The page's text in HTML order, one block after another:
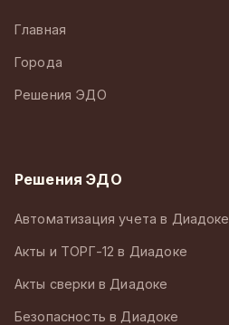
Главная
Города
Решения ЭДО
Решения ЭДО
Автоматизация учета в Диадоке
Акты и ТОРГ-12 в Диадоке
Акты сверки в Диадоке
Безопасность в Диадоке